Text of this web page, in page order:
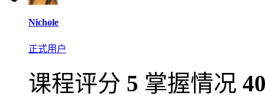
Nichole
正式用户
课程评分 5 掌握情况